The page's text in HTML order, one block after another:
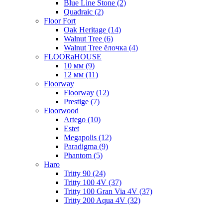
Blue Line Stone (2)
Quadraic (2)
Floor Fort
Oak Heritage (14)
Walnut Tree (6)
Walnut Tree ёлочка (4)
FLOORaHOUSE
10 мм (9)
12 мм (11)
Floorway
Floorway (12)
Prestige (7)
Floorwood
Artego (10)
Estet
Megapolis (12)
Paradigma (9)
Phantom (5)
Haro
Tritty 90 (24)
Tritty 100 4V (37)
Tritty 100 Gran Via 4V (37)
Tritty 200 Aqua 4V (32)